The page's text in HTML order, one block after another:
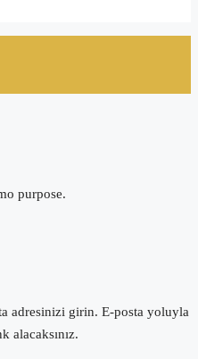
purpose.
adresinizi girin. E-posta yoluyla
alacaksınız.